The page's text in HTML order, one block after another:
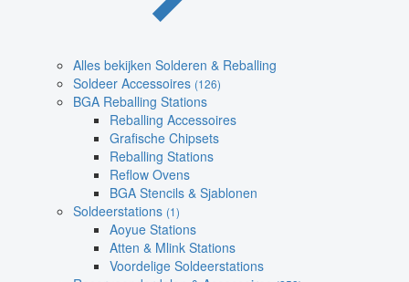
Alles bekijken Solderen & Reballing
Soldeer Accessoires (126)
BGA Reballing Stations
Reballing Accessoires
Grafische Chipsets
Reballing Stations
Reflow Ovens
BGA Stencils & Sjablonen
Soldeerstations (1)
Aoyue Stations
Atten & Mlink Stations
Voordelige Soldeerstations